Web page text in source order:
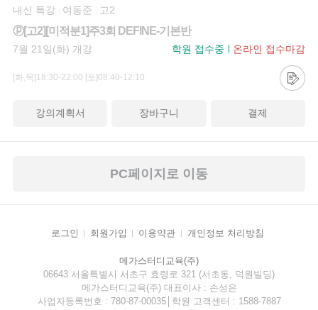
내신 특강 여동준 고2
ⓟ[고2][미적분1]주3회 DEFINE-기본반
7월 21일(화) 개강 학원 접수중 온라인 접수마감
[화,목]18:30-22:00 [토]08:40-12:10
강의계획서 장바구니 결제
PC페이지로 이동
로그인 회원가입 이용약관 개인정보 처리방침
메가스터디교육(주)
06643 서울특별시 서초구 효령로 321 (서초동, 덕원빌딩)
메가스터디교육(주) 대표이사 : 손성은
사업자등록번호 : 780-87-00035│학원 고객센터 : 1588-7887